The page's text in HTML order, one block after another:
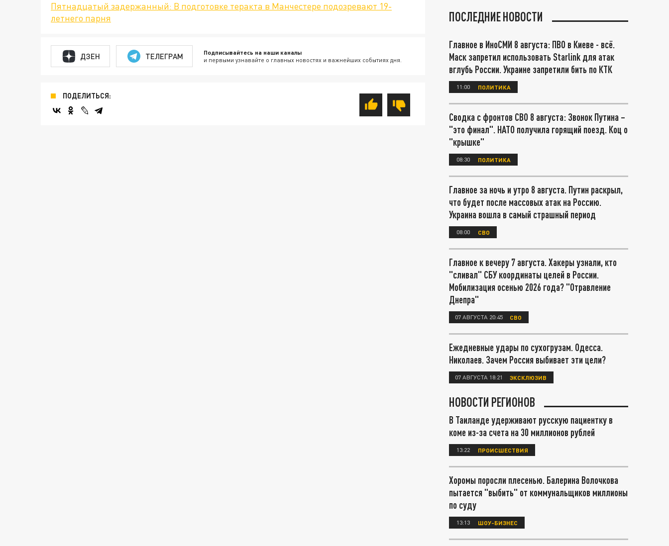
Пятнадцатый задержанный: В подготовке теракта в Манчестере подозревают 19-
летнего парня
ДЗЕН ТЕЛЕГРАМ Подписывайтесь на наши каналы
и первыми узнавайте о главных новостях и важнейших событиях дня.
ПОДЕЛИТЬСЯ:
ПОСЛЕДНИЕ НОВОСТИ
Главное в ИноСМИ 8 августа: ПВО в Киеве - всё.
Маск запретил использовать Starlink для атак
вглубь России. Украине запретили бить по КТК
11:00 ПОЛИТИКА
Сводка с фронтов СВО 8 августа: Звонок Путина –
"это финал". НАТО получила горящий поезд. Коц о
"крышке"
08:30 ПОЛИТИКА
Главное за ночь и утро 8 августа. Путин раскрыл,
что будет после массовых атак на Россию.
Украина вошла в самый страшный период
08:00 СВО
Главное к вечеру 7 августа. Хакеры узнали, кто
"сливал" СБУ координаты целей в России.
Мобилизация осенью 2026 года? "Отравление
Днепра"
07 АВГУСТА 20:45 СВО
Ежедневные удары по сухогрузам. Одесса.
Николаев. Зачем Россия выбивает эти цели?
07 АВГУСТА 18:21 ЭКСКЛЮЗИВ
НОВОСТИ РЕГИОНОВ
В Таиланде удерживают русскую пациентку в
коме из-за счета на 30 миллионов рублей
13:22 ПРОИСШЕСТВИЯ
Хоромы поросли плесенью. Балерина Волочкова
пытается "выбить" от коммунальщиков миллионы
по суду
13:13 ШОУ-БИЗНЕС